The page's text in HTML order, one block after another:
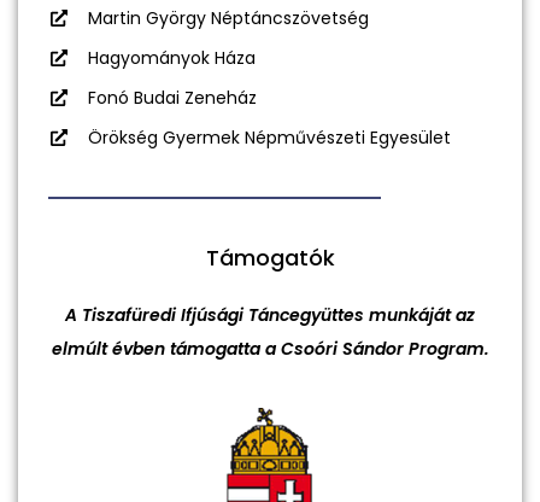
Martin György Néptáncszövetség
Hagyományok Háza
Fonó Budai Zeneház
Örökség Gyermek Népművészeti Egyesület
Támogatók
A Tiszafüredi Ifjúsági Táncegyüttes munkáját az
elmúlt évben támogatta a Csoóri Sándor Program.